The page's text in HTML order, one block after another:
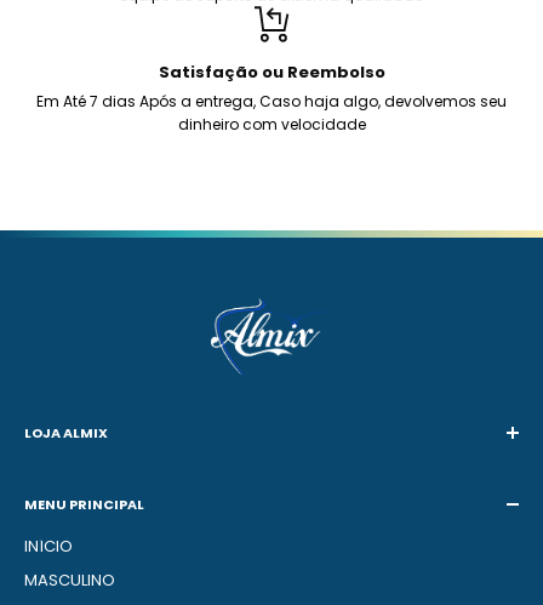
Satisfação ou Reembolso
Em Até 7 dias Após a entrega, Caso haja algo, devolvemos seu
dinheiro com velocidade
LOJA ALMIX
CNPJ: 72.319.593/0001-64
Email:
MENU PRINCIPAL
INÍCIO
MASCULINO